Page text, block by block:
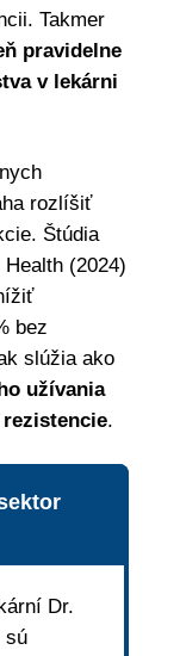
Takmer
pravidelne
v lekárni
rozlíšiť
Štúdia
(2024)
bez
slúžia ako
užívania
.
Dr.
sú